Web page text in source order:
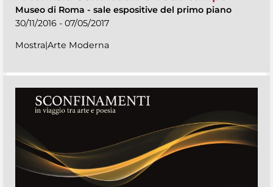
Museo di Roma - sale espositive del primo piano
30/11/2016 - 07/05/2017
Mostra|Arte Moderna